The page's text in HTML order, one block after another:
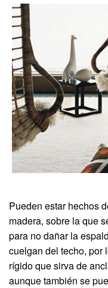
Pueden estar hechos
madera, sobre la que
para no dañar la
cuelgan del techo, por
rígido que sirva de
aunque también se